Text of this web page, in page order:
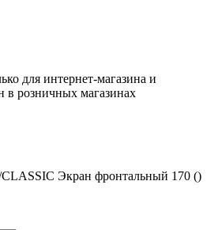
для интернет-магазина и
в розничных магазинах
Экран фронтальный 170 ()